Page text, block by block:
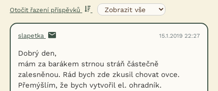
Otočit řazení příspěvků
slapetka 15.1.2019 22:27
Dobrý den,
mám za barákem strnou stráň částečně
zalesněnou. Rád bych zde zkusil chovat ovce.
Přemýšlím, že bych vytvořil el. ohradník.